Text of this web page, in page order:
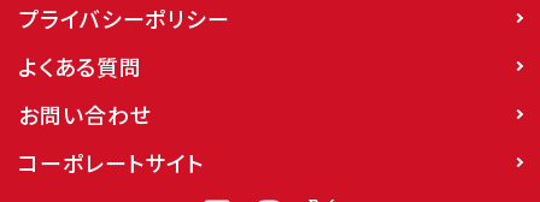
プライバシーポリシー
よくある質問
お問い合わせ
コーポレートサイト